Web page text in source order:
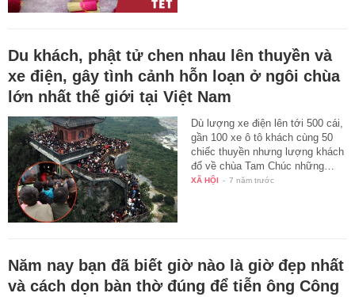
Du khách, phật tử chen nhau lên thuyền và
xe điện, gây tình cảnh hỗn loạn ở ngôi chùa
lớn nhất thế giới tại Việt Nam
Dù lượng xe điện lên tới 500 cái,
gần 100 xe ô tô khách cùng 50
chiếc thuyền nhưng lượng khách
đổ về chùa Tam Chúc những…
XÃ HỘI - 7 năm trước
Năm nay bạn đã biết giờ nào là giờ đẹp nhất
và cách dọn bàn thờ đúng để tiễn ông Công